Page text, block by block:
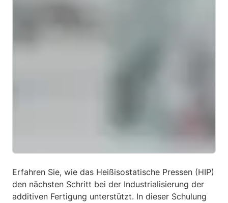
Erfahren Sie, wie das Heißisostatische Pressen (HIP)
den nächsten Schritt bei der Industrialisierung der
additiven Fertigung unterstützt. In dieser Schulung